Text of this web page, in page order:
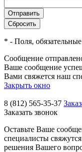
* - Поля,
Сообщение
Ваше сообщение
Вами свяжется наш
Закрыть окно
8 (812) 565-35-37
Заказать звонок
Оставьте Ваше
специалисты
решения Вашего